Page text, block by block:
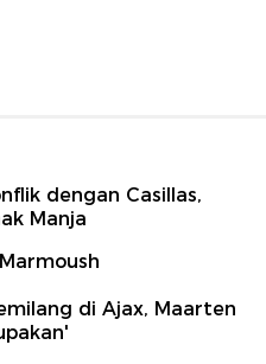
dengan Casillas,
Manja
di Ajax, Maarten